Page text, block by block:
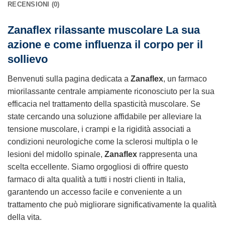
RECENSIONI (0)
Zanaflex rilassante muscolare La sua
azione e come influenza il corpo per il
sollievo
Benvenuti sulla pagina dedicata a Zanaflex, un farmaco
miorilassante centrale ampiamente riconosciuto per la sua
efficacia nel trattamento della spasticità muscolare. Se
state cercando una soluzione affidabile per alleviare la
tensione muscolare, i crampi e la rigidità associati a
condizioni neurologiche come la sclerosi multipla o le
lesioni del midollo spinale, Zanaflex rappresenta una
scelta eccellente. Siamo orgogliosi di offrire questo
farmaco di alta qualità a tutti i nostri clienti in Italia,
garantendo un accesso facile e conveniente a un
trattamento che può migliorare significativamente la qualità
della vita.